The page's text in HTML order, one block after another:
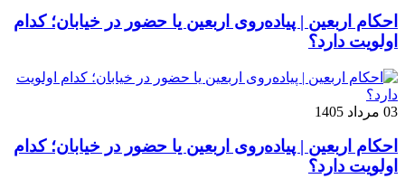
احکام اربعین | پیاده‌روی اربعین یا حضور در خیابان؛ کدام
اولویت دارد؟
03 مرداد 1405
احکام اربعین | پیاده‌روی اربعین یا حضور در خیابان؛ کدام
اولویت دارد؟